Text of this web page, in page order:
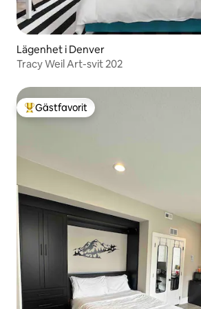
Lägenhet i Denver
Tracy Weil Art-svit 202
Populär gästfavorit
Gästfavorit